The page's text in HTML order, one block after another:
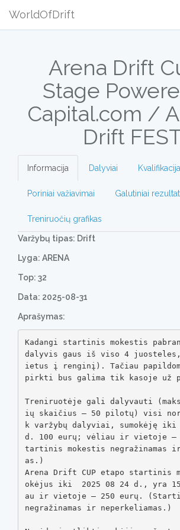
WorldOfDrift
Arena Drift
Stage
Capital.com /
Drift
Informacija Dalyviai Kvalifikacija
Poriniai važiavimai Galutiniai
Treniruočių grafikas
Varžybų tipas: Drift
Lyga: ARENA
Top: 32
Data: 2025-08-31
Aprašymas:
Kadangi startinis mokestis
dalyvis gaus iš viso 4
ietus į renginį). Tačiau
pirkti bus galima tik kasoje už
Treniruotėje gali dalyvauti
ių skaičius – 50 pilotų) visi
k varžybų dalyviai, sumokėję iki
d. 100 eurų; vėliau ir vietoje –
tartinis mokestis negražinamas
as.)
Arena Drift CUP etapo startinis
okėjus iki  2025 08 24 d., yra
au ir vietoje – 250 eurų.
negražinamas ir neperkeliamas.)